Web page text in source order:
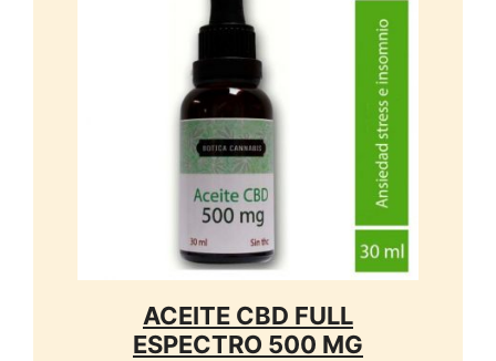
ACEITE CBD FULL
ESPECTRO 500 MG